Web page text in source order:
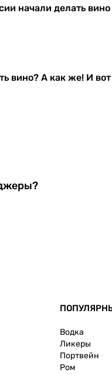
начали делать вино
вино? А как же! И вот
Водка
Ликеры
Портвейн
Ром